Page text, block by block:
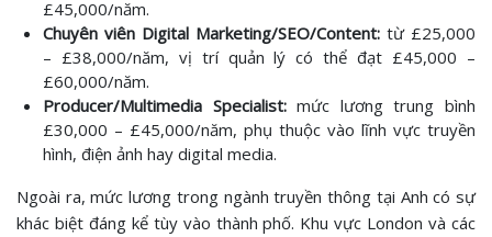
£45,000/năm.
Chuyên viên Digital Marketing/SEO/Content: từ £25,000
– £38,000/năm, vị trí quản lý có thể đạt £45,000 –
£60,000/năm.
Producer/Multimedia Specialist:mức lương trung bình
£30,000 – £45,000/năm, phụ thuộc vào lĩnh vực truyền
hình, điện ảnh hay digital media.
Ngoài ra, mức lương trong ngành truyền thông tại Anh có sự
khác biệt đáng kể tùy vào thành phố. Khu vực London và các